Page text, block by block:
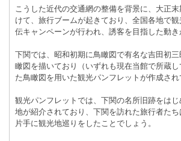
こうした近代の交通網の整備を背景に、大正
けて、旅行ブームが起きており、全国各地で
伝キャンペーンが行われ、誘客を目指した動き
下関では、昭和初期に鳥瞰図で有名な吉田初
瞰図を描いており（いずれも現在当館で所蔵
た鳥瞰図を用いた観光パンフレットが作成され
観光パンフレットでは、下関の名所旧跡をは
地が紹介されており、下関を訪れた旅行者た
片手に観光地巡りをしたことでしょう。